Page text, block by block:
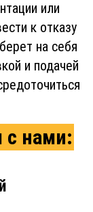
или
к отказу
на себя
и подачей
с нами: